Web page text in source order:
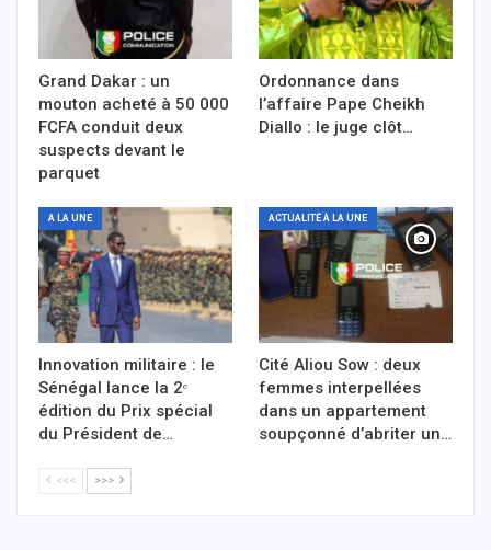
Grand Dakar : un
mouton acheté à 50 000
FCFA conduit deux
suspects devant le
parquet
Ordonnance dans
l’affaire Pape Cheikh
Diallo : le juge clôt…
A LA UNE
Innovation militaire : le
Sénégal lance la 2ᵉ
édition du Prix spécial
du Président de…
ACTUALITÉ À LA UNE
Cité Aliou Sow : deux
femmes interpellées
dans un appartement
soupçonné d’abriter un…
<<< >>>